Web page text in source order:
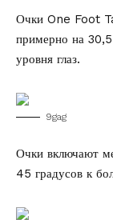
Очки One Foot
примерно на
уровня глаз.
9gag
Очки включают
45 градусов к